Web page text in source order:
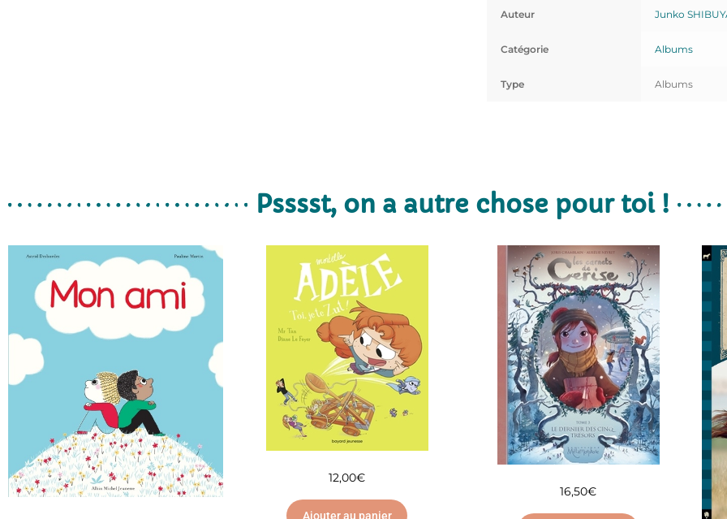
Auteur Junko
Catégorie Albums
Type Albums
Psssst, on a autre chose pour toi !
12,00€
Ajouter au panier
16,50€